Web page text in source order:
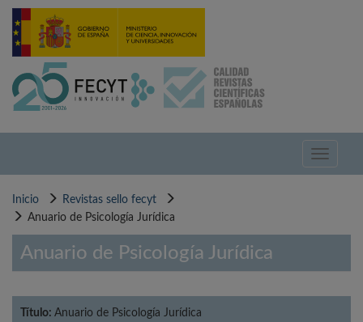
Pasar
contenido
Toggle
Inicio
Revistas sello fecyt
Anuario de Psicología Jurídica
Anuario de Psicología Jurídica
Título: Anuario de Psicología Jurídica